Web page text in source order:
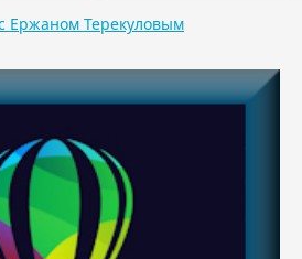
Ержаном Терекуловым